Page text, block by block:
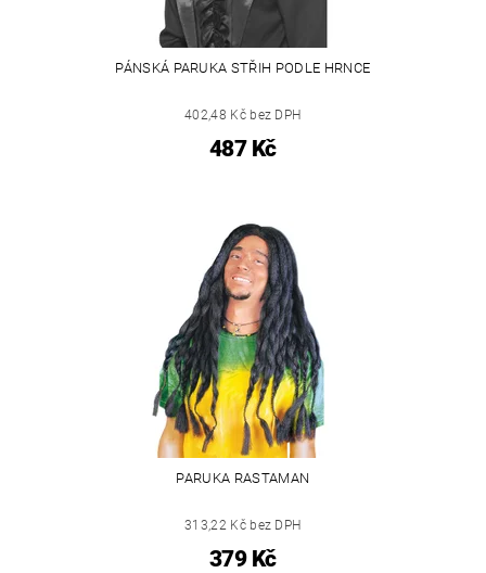
PÁNSKÁ PARUKA STŘIH PODLE HRNCE
402,48 Kč bez DPH
487 Kč
PARUKA RASTAMAN
313,22 Kč bez DPH
379 Kč